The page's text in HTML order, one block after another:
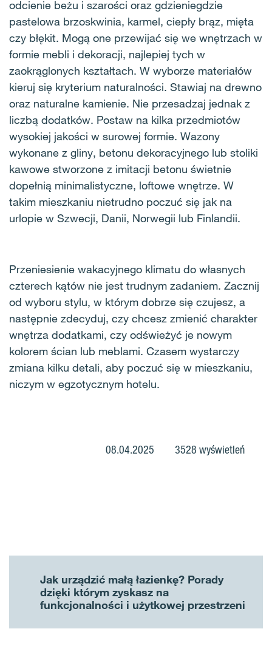
odcienie beżu i szarości oraz gdzieniegdzie
pastelowa brzoskwinia, karmel, ciepły brąz, mięta
czy błękit. Mogą one przewijać się we wnętrzach w
formie mebli i dekoracji, najlepiej tych w
zaokrąglonych kształtach. W wyborze materiałów
kieruj się kryterium naturalności. Stawiaj na drewno
oraz naturalne kamienie. Nie przesadzaj jednak z
liczbą dodatków. Postaw na kilka przedmiotów
wysokiej jakości w surowej formie. Wazony
wykonane z gliny, betonu dekoracyjnego lub stoliki
kawowe stworzone z imitacji betonu świetnie
dopełnią minimalistyczne, loftowe wnętrze. W
takim mieszkaniu nietrudno poczuć się jak na
urlopie w Szwecji, Danii, Norwegii lub Finlandii.
Przeniesienie wakacyjnego klimatu do własnych
czterech kątów nie jest trudnym zadaniem. Zacznij
od wyboru stylu, w którym dobrze się czujesz, a
następnie zdecyduj, czy chcesz zmienić charakter
wnętrza dodatkami, czy odświeżyć je nowym
kolorem ścian lub meblami. Czasem wystarczy
zmiana kilku detali, aby poczuć się w mieszkaniu,
niczym w egzotycznym hotelu.
08.04.2025 3528 wyświetleń
Jak urządzić małą łazienkę? Porady
dzięki którym zyskasz na
funkcjonalności i użytkowej przestrzeni